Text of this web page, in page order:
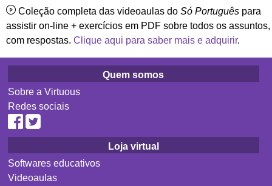
Coleção completa das videoaulas do Só Português para
assistir on-line + exercícios em PDF sobre todos os assuntos,
com respostas. Clique aqui para saber mais e adquirir.
Quem somos
Sobre a Virtuous
Redes sociais
Loja virtual
Softwares educativos
Videoaulas